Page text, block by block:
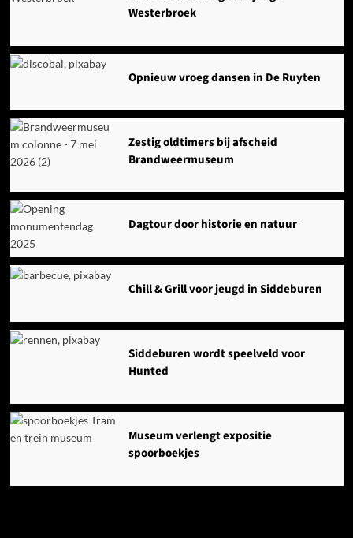
Westerbroek
Opnieuw vroeg dansen in De Ruyten
Zestig oldtimers bij afscheid
Brandweermuseum
Dagtour door historie en natuur
Chill & Grill voor jeugd in Siddeburen
Siddeburen wordt speelveld voor
Hunted
Museum verlengt expositie
spoorboekjes